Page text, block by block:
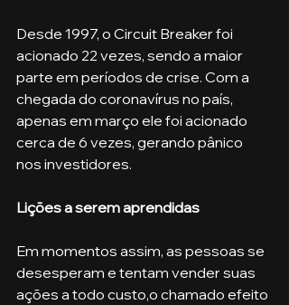
Desde 1997, o Circuit Breaker foi
acionado 22 vezes, sendo a maior
parte em períodos de crise. Com a
chegada do coronavírus no país,
apenas em março ele foi acionado
cerca de 6 vezes, gerando pânico
nos investidores.
Lições a serem aprendidas
Em momentos assim, as pessoas se
desesperam e tentam vender suas
ações a todo custo,o chamado efeito